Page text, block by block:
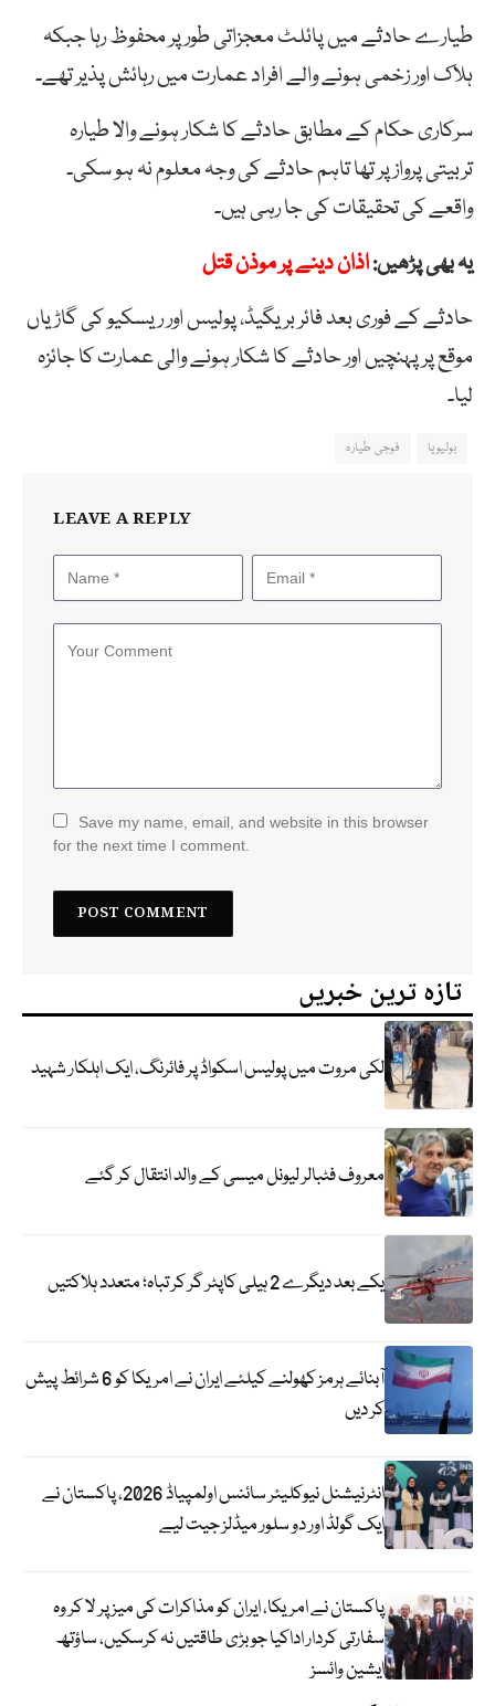
طیارے حادثے میں پائلٹ معجزاتی طور پر محفوظ رہا جبکہ
ہلاک اور زخمی ہونے والے افراد عمارت میں رہائش پذیر تھے۔
سرکاری حکام کے مطابق حادثے کا شکار ہونے والا طیارہ
تربیتی پرواز پر تھا تاہم حادثے کی وجہ معلوم نہ ہو سکی۔
واقعے کی تحقیقات کی جا رہی ہیں۔
یہ بھی پڑھیں:اذان دینے پر موذن قتل
حادثے کے فوری بعد فائر بریگیڈ، پولیس اور ریسکیو کی گاڑیاں
موقع پر پہنچیں اور حادثے کا شکار ہونے والی عمارت کا جائزہ
لیا۔
بولیویا فوجی طیارہ
LEAVE A REPLY
Save my name, email, and website in this browser
for the next time I comment.
تازہ ترین خبریں
لکی مروت میں پولیس اسکواڈ پر فائرنگ، ایک اہلکار شہید
معروف فٹبالر لیونل میسی کے والد انتقال کر گئے
یکے بعد دیگرے 2 ہیلی کاپٹر گر کر تباہ؛ متعدد ہلاکتیں
آبنائے ہرمز کھولنے کیلئے ایران نے امریکا کو 6 شرائط پیش
کر دیں
انٹرنیشنل نیوکلیئر سائنس اولمپیاڈ 2026، پاکستان نے
ایک گولڈ اور دو سلور میڈلز جیت لیے
پاکستان نے امریکا، ایران کو مذاکرات کی میز پر لا کر وہ
سفارتی کردار اداکیا جو بڑی طاقتیں نہ کرسکیں، ساؤتھ
ایشین وائسز